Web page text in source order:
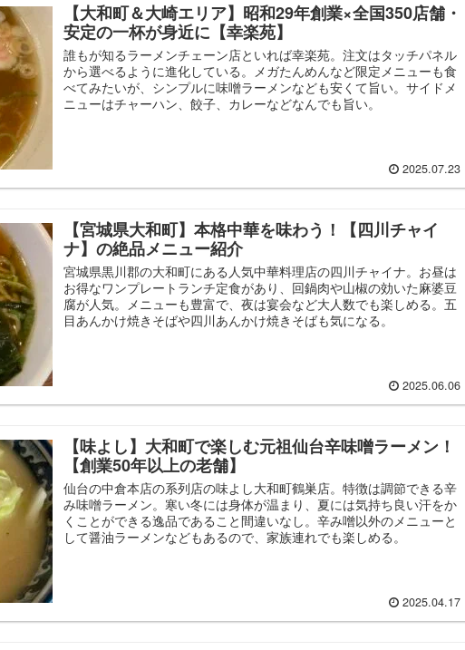
【大和町＆大崎エリア】昭和29年創業×全国350店舗・
安定の一杯が身近に【幸楽苑】
誰もが知るラーメンチェーン店といれば幸楽苑。注文はタッチパネル
から選べるように進化している。メガたんめんなど限定メニューも食
べてみたいが、シンプルに味噌ラーメンなども安くて旨い。サイドメ
ニューはチャーハン、餃子、カレーなどなんでも旨い。
2025.07.23
【宮城県大和町】本格中華を味わう！【四川チャイ
ナ】の絶品メニュー紹介
宮城県黒川郡の大和町にある人気中華料理店の四川チャイナ。お昼は
お得なワンプレートランチ定食があり、回鍋肉や山椒の効いた麻婆豆
腐が人気。メニューも豊富で、夜は宴会など大人数でも楽しめる。五
目あんかけ焼きそばや四川あんかけ焼きそばも気になる。
2025.06.06
【味よし】大和町で楽しむ元祖仙台辛味噌ラーメン！
【創業50年以上の老舗】
仙台の中倉本店の系列店の味よし大和町鶴巣店。特徴は調節できる辛
み味噌ラーメン。寒い冬には身体が温まり、夏には気持ち良い汗をか
くことができる逸品であること間違いなし。辛み噌以外のメニューと
して醤油ラーメンなどもあるので、家族連れでも楽しめる。
2025.04.17